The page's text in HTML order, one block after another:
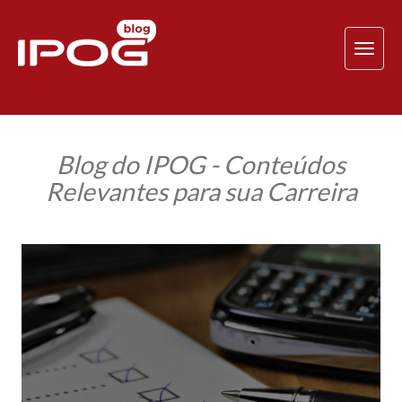
Blog do IPOG - Conteúdos
Relevantes para sua Carreira
O
projeto
é
segredo
de
um
bom